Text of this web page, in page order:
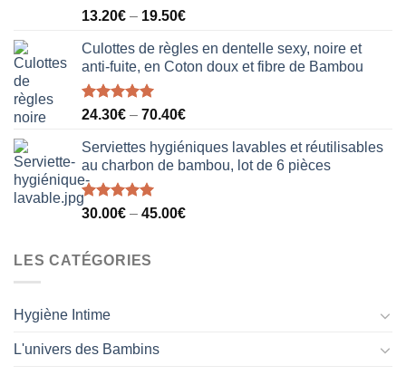
Note5.00
13.20€ – 19.50€
Culottes de règles en dentelle sexy, noire et
anti-fuite, en Coton doux et fibre de Bambou
Note5.00
24.30€ – 70.40€
Serviettes hygiéniques lavables et réutilisables
au charbon de bambou, lot de 6 pièces
Note5.00
30.00€ – 45.00€
LES CATÉGORIES
Hygiène Intime
L'univers des Bambins